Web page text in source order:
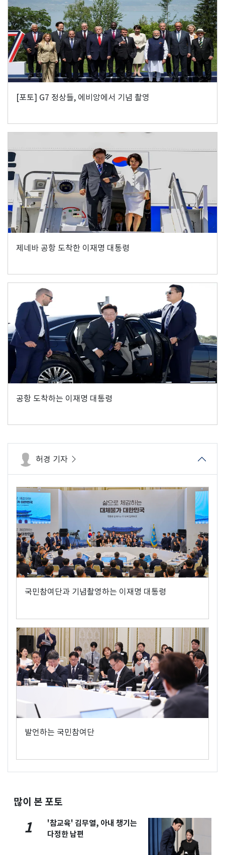
[포토] G7 정상들, 에비앙에서 기념 촬영
제네바 공항 도착한 이재명 대통령
공항 도착하는 이재명 대통령
허경 기자
국민참여단과 기념촬영하는 이재명 대통령
발언하는 국민참여단
많이 본 포토
1
'참교육' 김무열, 아내 챙기는
다정한 남편